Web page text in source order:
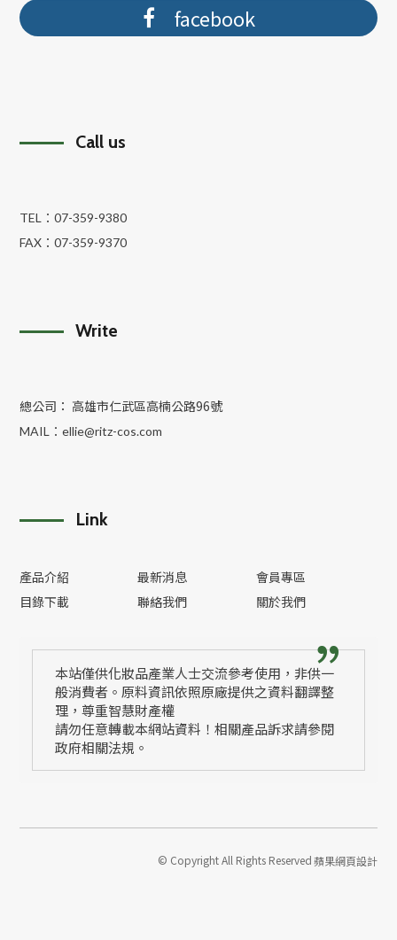
facebook
Call us
TEL：07-359-9380
FAX：07-359-9370
Write
總公司： 高雄市仁武區高楠公路96號
MAIL：ellie@ritz-cos.com
Link
產品介紹 最新消息
會員專區
目錄下載
聯絡我們 關於我們
本站僅供化妝品產業人士交流參考使用，非供一
般消費者。原料資訊依照原廠提供之資料翻譯整
理，尊重智慧財產權
請勿任意轉載本網站資料！相關產品訴求請參閱
政府相關法規。
© Copyright All Rights Reserved蘋果網頁設計